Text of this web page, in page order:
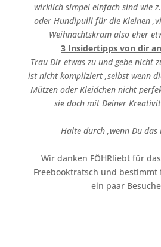
wirklich simpel einfach sind wie
oder Hundipulli für die Kleinen
Weihnachtskram also eher
3 Insidertipps von dir
Trau Dir etwas zu und gebe nicht
ist nicht kompliziert ,selbst wenn
Mützen oder Kleidchen nicht
sie doch mit Deiner
Halte durch ,wenn Du
Wir danken FÖHRliebt für
Freebooktratsch und
ein paar